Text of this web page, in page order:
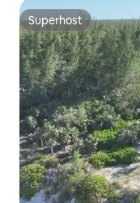
Superhost
Superhost